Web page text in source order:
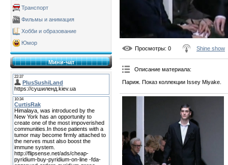
Транспорт
Фильмы и анимация
Хобби и образование
Юмор
Мини-чат
Просмотры: 0 Shine show
Описание материала:
Париж. Показ коллекции Issey Miyake.